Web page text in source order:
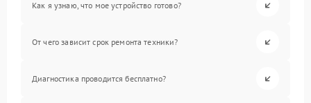
Как я узнаю, что мое устройство готово?
От чего зависит срок ремонта техники?
Диагностика проводится бесплатно?